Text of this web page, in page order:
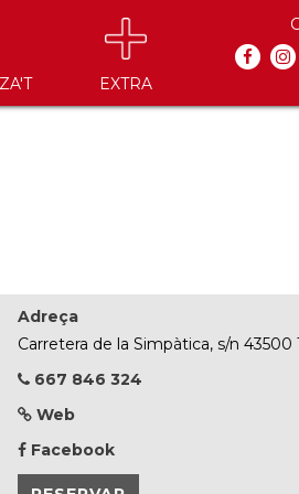
EXTRA
Adreça
Carretera de la Simpàtica, s/n 43500
667 846 324
Web
Facebook